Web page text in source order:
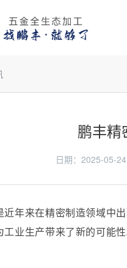
鹏丰精
日期：2025-05-
近年来在精密制造领域中
业生产带来了新的可能性